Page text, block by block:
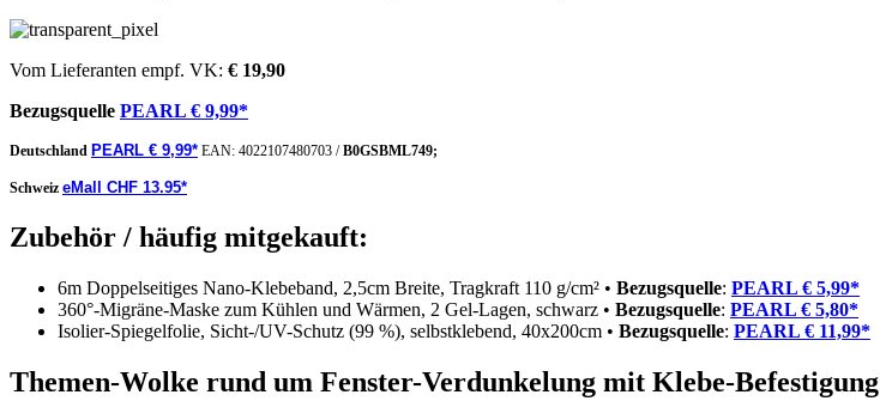
Vom Lieferanten empf. VK: € 19,90
Bezugsquelle PEARL € 9,99*
Deutschland PEARL € 9,99* EAN: 4022107480703 /B0GSBML749;
Schweiz eMall CHF 13.95*
Zubehör / häufig mitgekauft:
6m Doppelseitiges Nano-Klebeband, 2,5cm Breite, Tragkraft 110 g/cm² • Bezugsquelle: PEARL € 5,99*
360°-Migräne-Maske zum Kühlen und Wärmen, 2 Gel-Lagen, schwarz • Bezugsquelle: PEARL € 5,80*
Isolier-Spiegelfolie, Sicht-/UV-Schutz (99 %), selbstklebend, 40x200cm • Bezugsquelle: PEARL € 11,99*
Themen-Wolke rund um Fenster-Verdunkelung mit Klebe-Befestigung